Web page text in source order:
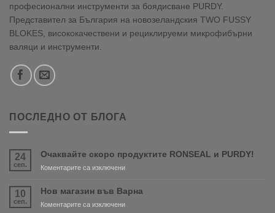
професионални инструменти за боядисване PURDY.
Представител за България на новозеландския TWO FUSSY
BLOKES, висококачествени и рециклируеми микрофибърни
валяци и инструменти.
ПОСЛЕДНО ОТ БЛОГА
24
сеп.
Очаквайте скоро продуктите RONSEAL и PURDY!
Коментарите са изключениза
продуктите
RONSEAL
10
сеп.
Нов магазин във Варна
Коментарите са изключениза